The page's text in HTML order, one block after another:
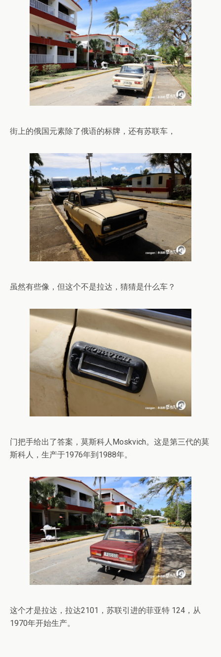
街上的俄国元素除了俄语的标牌，还有苏联车，
虽然有些像，但这个不是拉达，猜猜是什么车？
门把手给出了答案，莫斯科人Moskvich。这是第三代的莫
斯科人，生产于1976年到1988年。
这个才是拉达，拉达2101，苏联引进的菲亚特 124，从
1970年开始生产。